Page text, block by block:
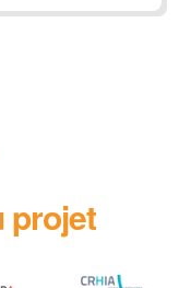
projet